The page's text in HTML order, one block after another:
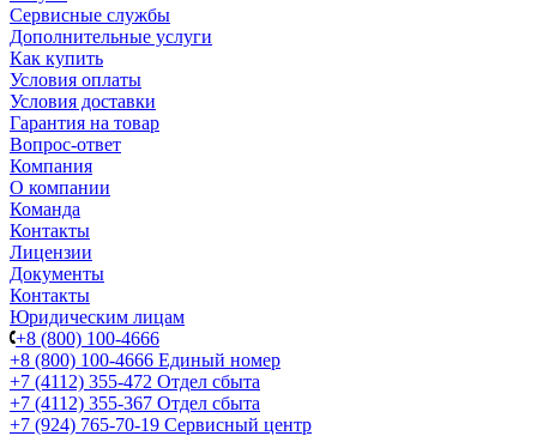
Сервисные службы
Дополнительные услуги
Как купить
Условия оплаты
Условия доставки
Гарантия на товар
Вопрос-ответ
Компания
О компании
Команда
Контакты
Лицензии
Документы
Контакты
Юридическим лицам
+8 (800) 100-4666
+8 (800) 100-4666 Единый номер
+7 (4112) 355-472 Отдел сбыта
+7 (4112) 355-367 Отдел сбыта
+7 (924) 765-70-19 Сервисный центр